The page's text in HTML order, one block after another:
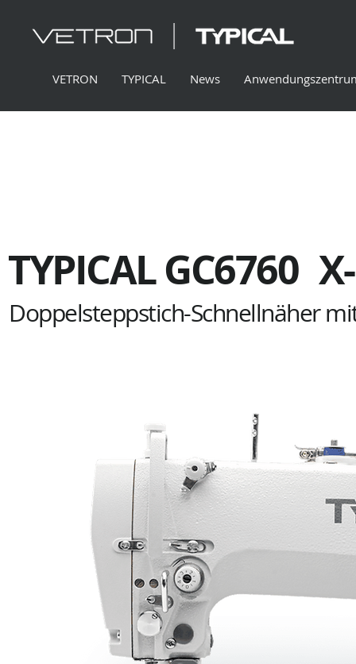
VETRON TYPICAL News
TYPICAL GC6760
Doppelsteppstich-Schnellnäher